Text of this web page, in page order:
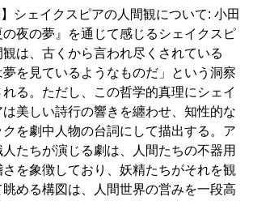
】シェイクスピアの人間観について: 小田
の夜の夢』を通じて感じるシェイクスピ
観は、古くから言われ尽くされている
夢を見ているようなものだ」という洞察
れる。ただし、この哲学的真理にシェイ
は美しい詩行の響きを纏わせ、知性的な
クを劇中人物の台詞にして描出する。ア
人たちが演じる劇は、人間たちの不器用
さを象徴しており、妖精たちがそれを観
める構図は、人間世界の営みを一段高